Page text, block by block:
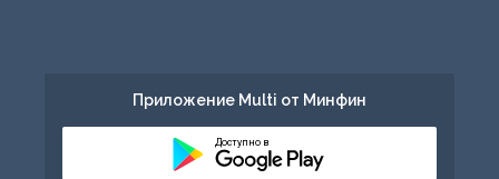
Приложение Multi от Минфин
Доступно в